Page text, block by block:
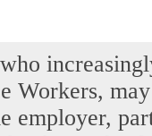
Workers,
employer,